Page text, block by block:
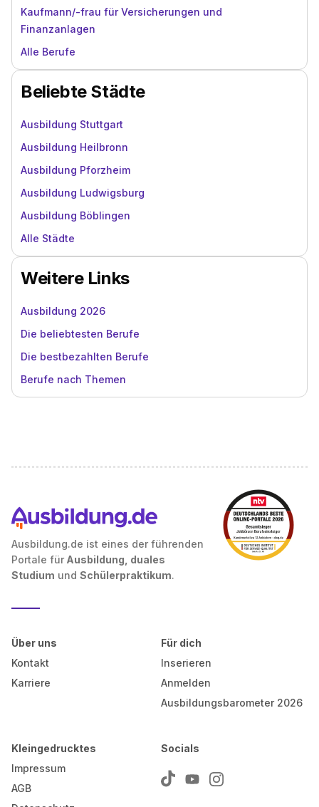
Kaufmann/-frau für Versicherungen und
Finanzanlagen
Alle Berufe
Beliebte Städte
Ausbildung Stuttgart
Ausbildung Heilbronn
Ausbildung Pforzheim
Ausbildung Ludwigsburg
Ausbildung Böblingen
Alle Städte
Weitere Links
Ausbildung 2026
Die beliebtesten Berufe
Die bestbezahlten Berufe
Berufe nach Themen
Ausbildung.de ist eines der führenden
Portale für Ausbildung, duales
Studium und Schülerpraktikum.
Über uns
Kontakt
Karriere
Für dich
Inserieren
Anmelden
Ausbildungsbarometer 2026
Kleingedrucktes
Impressum
AGB
Socials